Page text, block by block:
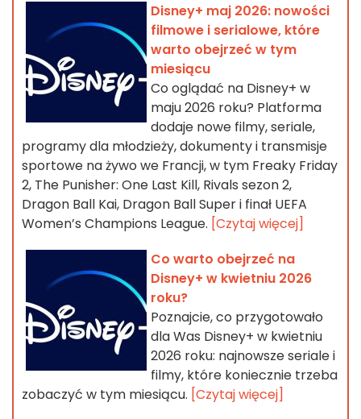
Disney+ maj 2026: nowości
filmowe i serialowe, które
warto obejrzeć w tym
miesiącu
Co oglądać na Disney+ w
maju 2026 roku? Platforma
dodaje nowe filmy, seriale,
programy dla młodzieży, dokumenty i transmisje
sportowe na żywo we Francji, w tym Freaky Friday
2, The Punisher: One Last Kill, Rivals sezon 2,
Dragon Ball Kai, Dragon Ball Super i finał UEFA
Women’s Champions League. [Czytaj więcej]
Co warto obejrzeć na
Disney+ w kwietniu 2026
roku?
Poznajcie, co przygotowało
dla Was Disney+ w kwietniu
2026 roku: najnowsze seriale i
filmy, które koniecznie trzeba
zobaczyć w tym miesiącu. [Czytaj więcej]